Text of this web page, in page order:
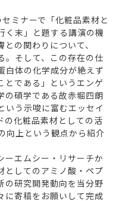
ミナーで「化粧品素材と
く末」と題する講演の機
の関わりについて、
。そして、この存在の仕
白体の化学成分が絶えず
とである」というエンゲ
の碩学である故赤堀四朗
いう示唆に富むエッセイ
の化粧品素材としての活
向上という観点から紹介
エムシー・リサーチか
としてのアミノ酸・ペプ
の研究開発動向を当分野
に寄稿をお願いして完成